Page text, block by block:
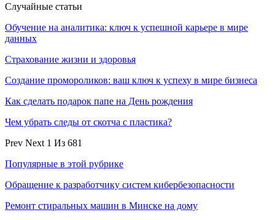
Случайные статьи
Обучение на аналитика: ключ к успешной карьере в мире
данных
Страхование жизни и здоровья
Создание промороликов: ваш ключ к успеху в мире бизнеса
Как сделать подарок папе на День рождения
Чем убрать следы от скотча с пластика?
Prev Next 1 Из 681
Популярные в этой рубрике
Обращение к разработчику систем кибербезопасности
Ремонт стиральных машин в Минске на дому